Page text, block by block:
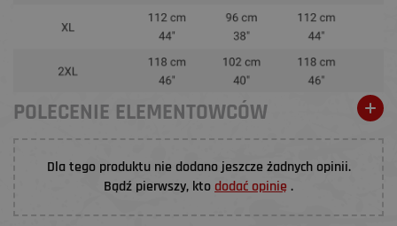
POLECENIE ELEMENTOWCÓW
Dla tego produktu nie dodano jeszcze żadnych opinii.
Bądź pierwszy, ktododać opinię .